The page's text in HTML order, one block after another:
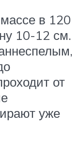
в 120
10-12 см.
от
уже